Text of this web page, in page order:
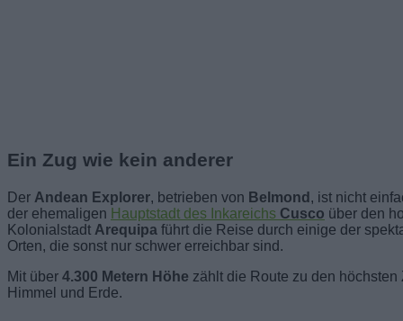
Ein Zug wie kein anderer
Der Andean Explorer, betrieben von Belmond , ist nicht
der ehemaligen Hauptstadt des Inkareichs Cusco über den
Kolonialstadt Arequipa führt die Reise durch einige der
Orten, die sonst nur schwer erreichbar sind.
Mit über 4.300 Metern Höhe zählt die Route zu den
Himmel und Erde.